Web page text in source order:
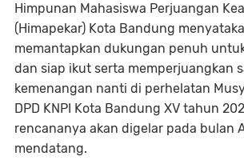
Himpunan Mahasiswa Perjuangan
(Himapekar) Kota Bandung
memantapkan dukungan penuh
dan siap ikut serta memperjuangkan
kemenangan nanti di perhelatan
DPD KNPI Kota Bandung XV tahun
rencananya akan digelar pada bulan
mendatang.